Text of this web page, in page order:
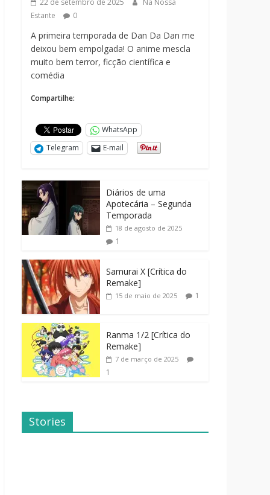
22 de setembro de 2025
Na Nossa
Estante
0
A primeira temporada de Dan Da Dan me
deixou bem empolgada! O anime mescla
muito bem terror, ficção científica e
comédia
Compartilhe:
WhatsApp
Telegram
E-mail
Diários de uma
Apotecária – Segunda
Temporada
18 de agosto de 2025
1
Samurai X [Crítica do
Remake]
15 de maio de 2025 1
Ranma 1/2 [Crítica do
Remake]
7 de março de 2025
1
Stories
Dicas de
Filmes Para o
Família